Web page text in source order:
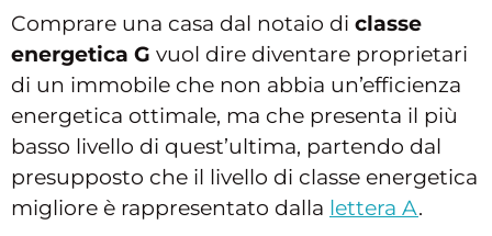
Comprare una casa dal notaio di classe
energetica G vuol dire diventare proprietari
di un immobile che non abbia un’efficienza
energetica ottimale, ma che presenta il più
basso livello di quest’ultima, partendo dal
presupposto che il livello di classe energetica
migliore è rappresentato dalla lettera A.